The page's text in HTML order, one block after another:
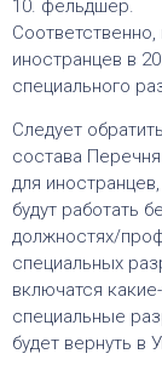
10. фельдшер.
иностранцев в
специального
Следует
состава
для
будут работать
должностях/
специальных
включатся
специальные
будет вернуть в